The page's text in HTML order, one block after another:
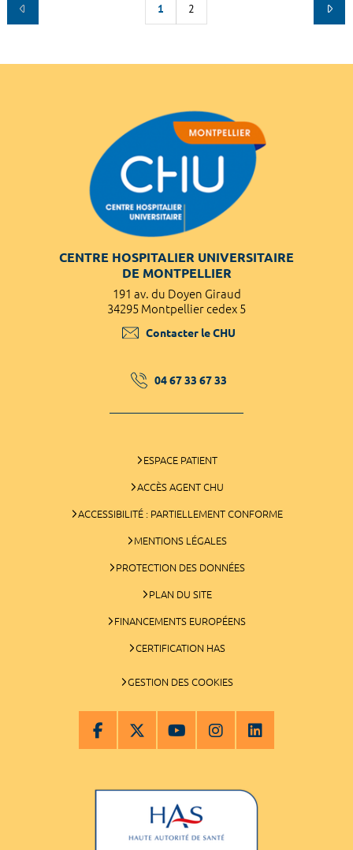
1 2
CENTRE HOSPITALIER UNIVERSITAIRE
DE MONTPELLIER
191 av. du Doyen Giraud
34295 Montpellier cedex 5
Contacter le CHU
04 67 33 67 33
ESPACE PATIENT
ACCÈS AGENT CHU
ACCESSIBILITÉ : PARTIELLEMENT CONFORME
MENTIONS LÉGALES
PROTECTION DES DONNÉES
PLAN DU SITE
FINANCEMENTS EUROPÉENS
CERTIFICATION HAS
GESTION DES COOKIES